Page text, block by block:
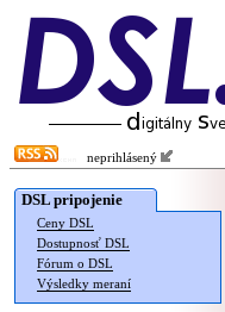
neprihlásený
DSL pripojenie
Ceny DSL
Dostupnosť DSL
Fórum o DSL
Výsledky meraní